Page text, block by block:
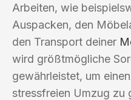
Arbeiten, wie
Auspacken, den
den Transport deiner
wird größtmögliche
gewährleistet, um
stressfreien Umzug zu